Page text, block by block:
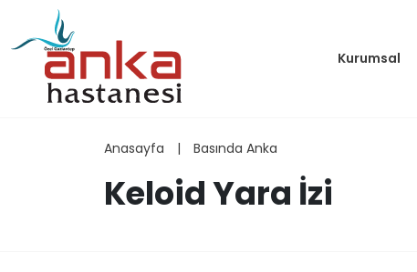
Kurumsal
Anasayfa | Basında Anka
Keloid Yara İzi